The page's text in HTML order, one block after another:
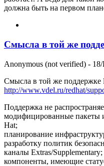
должна быть на первом
Смысла в той же
Anonymous (not verified) -
Смысла в той же поддержке
http://www.vdel.ru/redhat/
Поддержка не
модифицированные пакеты
Hat;
планирование
разработку политик
каналы Extras/Supplementary;
компоненты, имеющие